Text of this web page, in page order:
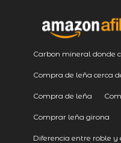
Carbon mineral donde
Compra de leña cerca
Compra de leña
Comprar leña girona
Diferencia entre roble y